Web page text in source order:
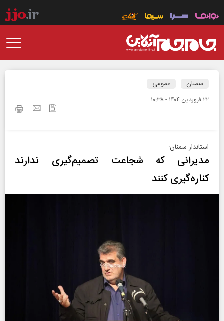
سمنان عمومی
۲۲ فروردين ۱۴۰۴ - ۱۰:۳۸
استاندار سمنان:
مدیرانی که شجاعت تصمیم‌گیری ندارند
کناره‌گیری کنند